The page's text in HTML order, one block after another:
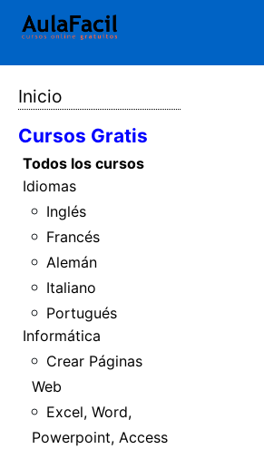
Inicio
Cursos Gratis
Todos los cursos
Idiomas
Inglés
Francés
Alemán
Italiano
Portugués
Informática
Crear Páginas
Web
Excel, Word,
Powerpoint, Access